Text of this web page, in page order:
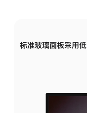
标准玻璃面板采用